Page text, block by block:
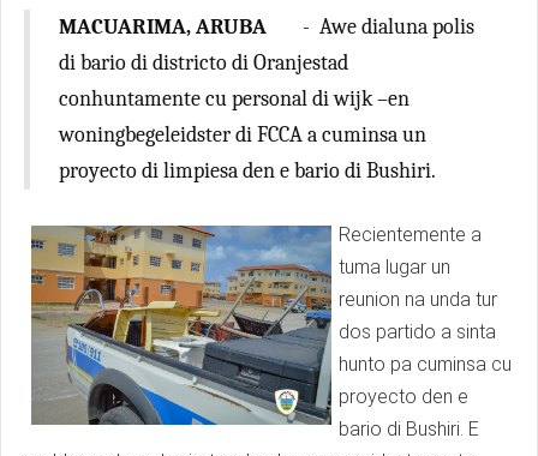
MACUARIMA, ARUBA
- Awe dialuna polis
di bario di districto di Oranjestad
conhuntamente cu personal di wijk –en
woningbegeleidster di FCCA a cuminsa un
proyecto di limpiesa den e bario di Bushiri.
Recientemente a
tuma lugar un
reunion na unda tur
dos partido a sinta
hunto pa cuminsa cu
proyecto den e
bario di Bushiri. E